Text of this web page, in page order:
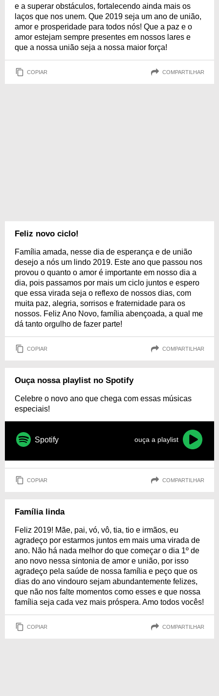
e a superar obstáculos, fortalecendo ainda mais os
laços que nos unem. Que 2019 seja um ano de união,
amor e prosperidade para todos nós! Que a paz e o
amor estejam sempre presentes em nossos lares e
que a nossa união seja a nossa maior força!
COPIAR COMPARTILHAR
Feliz novo ciclo!
Família amada, nesse dia de esperança e de união
desejo a nós um lindo 2019. Este ano que passou nos
provou o quanto o amor é importante em nosso dia a
dia, pois passamos por mais um ciclo juntos e espero
que essa virada seja o reflexo de nossos dias, com
muita paz, alegria, sorrisos e fraternidade para os
nossos. Feliz Ano Novo, família abençoada, a qual me
dá tanto orgulho de fazer parte!
COPIAR COMPARTILHAR
Ouça nossa playlist no Spotify
Celebre o novo ano que chega com essas músicas
especiais!
Spotify ouça a playlist
COPIAR COMPARTILHAR
Família linda
Feliz 2019! Mãe, pai, vó, vô, tia, tio e irmãos, eu
agradeço por estarmos juntos em mais uma virada de
ano. Não há nada melhor do que começar o dia 1º de
ano novo nessa sintonia de amor e união, por isso
agradeço pela saúde de nossa família e peço que os
dias do ano vindouro sejam abundantemente felizes,
que não nos falte momentos como esses e que nossa
família seja cada vez mais próspera. Amo todos vocês!
COPIAR COMPARTILHAR